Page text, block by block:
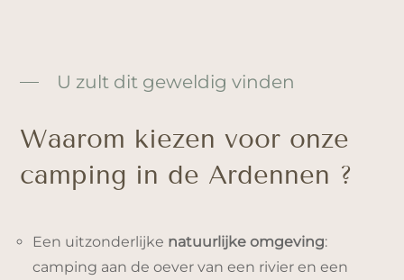
U zult dit geweldig vinden
Waarom kiezen voor onze
camping in de Ardennen ?
Een uitzonderlijke natuurlijke omgeving:
camping aan de oever van een rivier en een